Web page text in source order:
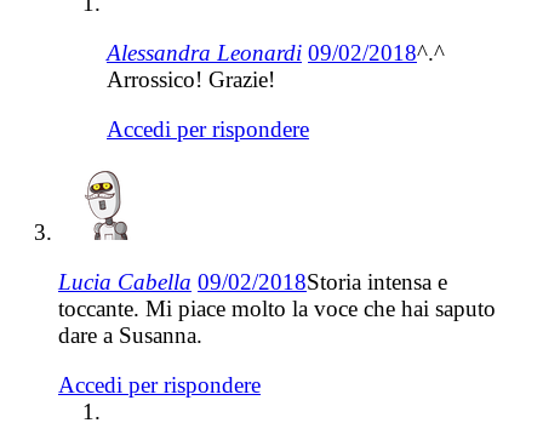
Alessandra Leonardi 09/02/2018^.^
Arrossico! Grazie!
Accedi per rispondere
Lucia Cabella 09/02/2018Storia intensa e
toccante. Mi piace molto la voce che hai saputo
dare a Susanna.
Accedi per rispondere